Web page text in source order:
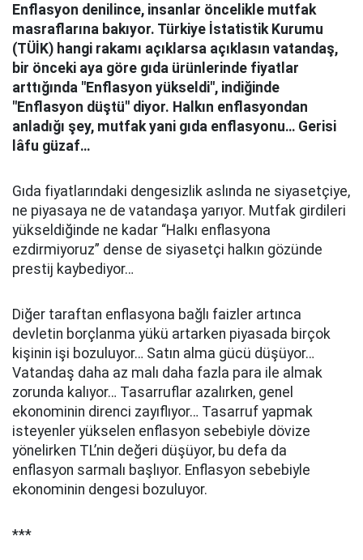
Enflasyon denilince, insanlar öncelikle mutfak
masraflarına bakıyor. Türkiye İstatistik Kurumu
(TÜİK) hangi rakamı açıklarsa açıklasın vatandaş,
bir önceki aya göre gıda ürünlerinde fiyatlar
arttığında "Enflasyon yükseldi", indiğinde
"Enflasyon düştü" diyor. Halkın enflasyondan
anladığı şey, mutfak yani gıda enflasyonu… Gerisi
lâfu güzaf…
Gıda fiyatlarındaki dengesizlik aslında ne siyasetçiye,
ne piyasaya ne de vatandaşa yarıyor. Mutfak girdileri
yükseldiğinde ne kadar “Halkı enflasyona
ezdirmiyoruz” dense de siyasetçi halkın gözünde
prestij kaybediyor…
Diğer taraftan enflasyona bağlı faizler artınca
devletin borçlanma yükü artarken piyasada birçok
kişinin işi bozuluyor… Satın alma gücü düşüyor…
Vatandaş daha az malı daha fazla para ile almak
zorunda kalıyor… Tasarruflar azalırken, genel
ekonominin direnci zayıflıyor… Tasarruf yapmak
isteyenler yükselen enflasyon sebebiyle dövize
yönelirken TL’nin değeri düşüyor, bu defa da
enflasyon sarmalı başlıyor. Enflasyon sebebiyle
ekonominin dengesi bozuluyor.
***